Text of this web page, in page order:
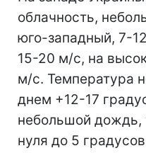
облачность,
юго-западный, 7-
15-20 м/с, на
м/с. Температура
днем +12-17
небольшой дождь,
нуля до 5